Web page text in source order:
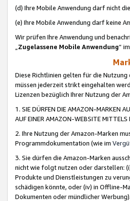
(d) Ihre Mobile Anwendung darf nicht
(e) Ihre Mobile Anwendung darf keine
Wir prüfen Ihre Anwendung und
„Zugelassene Mobile Anwendung“
Diese Richtlinien gelten für die
müssen jederzeit strikt eingehalten
Lizenzen bezüglich Ihrer Nutzung der
1. SIE DÜRFEN DIE AMAZON-MARKEN
AUF EINER AMAZON-WEBSITE MITTELS
2. Ihre Nutzung der Amazon-Marken
Programmdokumentation (wie im
3. Sie dürfen die Amazon-Marken
nicht wie folgt nutzen oder darstellen:
Produkte und Dienstleistungen zu
schädigen könnte, oder (iv) in Offline-
Dokumenten oder mündlicher Werbung).